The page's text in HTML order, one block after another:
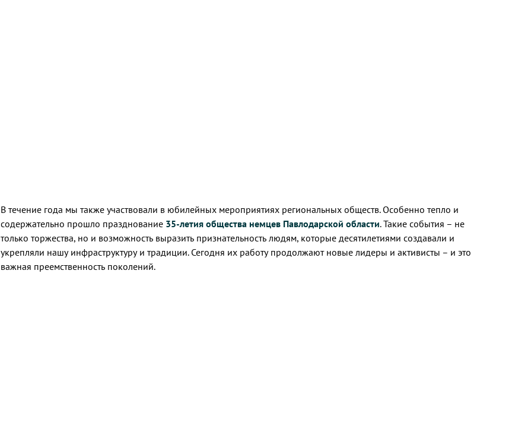
В течение года мы также участвовали в юбилейных мероприятиях региональных обществ. Особенно тепло и
содержательно прошло празднование 35-летия общества немцев Павлодарской области. Такие события – не
только торжества, но и возможность выразить признательность людям, которые десятилетиями создавали и
укрепляли нашу инфраструктуру и традиции. Сегодня их работу продолжают новые лидеры и активисты – и это
важная преемственность поколений.